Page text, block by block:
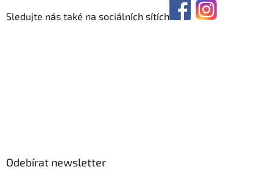
Sledujte nás také na sociálních sítích
Odebírat newsletter